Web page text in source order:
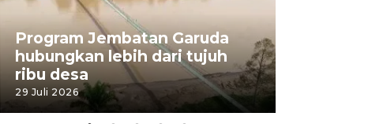
Program Jembatan Garuda
hubungkan lebih dari tujuh
ribu desa
29 Juli 2026